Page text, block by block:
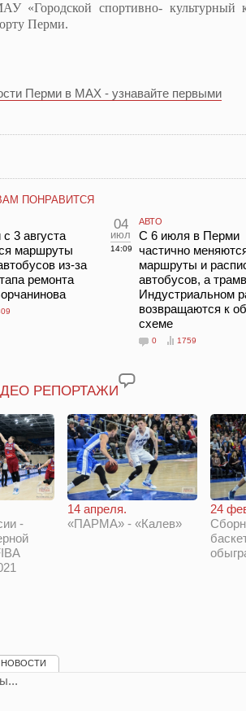
«Городской спортивно- культурный
Перми.
Перми в MAX - узнавайте первыми
ПОНРАВИТСЯ
3 августа
маршруты
из-за
ремонта
04
июл
14:09
АВТО
С 6 июля в Перми
частично
маршруты и
автобусов, а
Индустриальном
возвращаются к
схеме
0 1759
РЕПОРТАЖИ
-
14 апреля.
«ПАРМА» - «Калев»
24
НОВОСТИ